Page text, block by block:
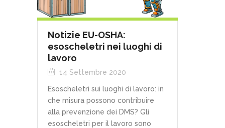
Notizie EU-OSHA:
esoscheletri nei luoghi di
lavoro
14 Settembre 2020
Esoscheletri sui luoghi di lavoro: in
che misura possono contribuire
alla prevenzione dei DMS? Gli
esoscheletri per il lavoro sono